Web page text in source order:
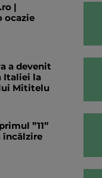
|
ocazie
a devenit
Italiei la
Mititelu
”11”
încălzire